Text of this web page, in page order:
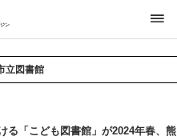
ン
立図書館
る「こども図書館」が2024年春、熊